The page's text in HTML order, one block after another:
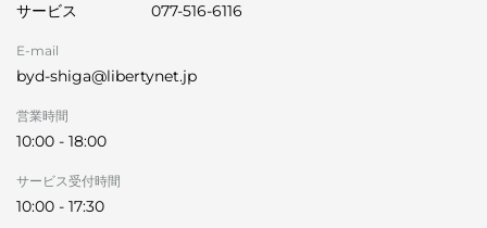
サービス
077-516-6116
E-mail
byd-shiga@libertynet.jp
営業時間
10:00 - 18:00
サービス受付時間
10:00 - 17:30